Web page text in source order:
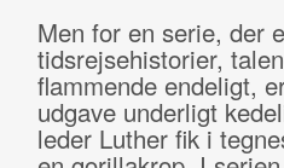
Men for en serie, der
tidsrejsehistorier,
flammende endeligt,
udgave underligt
leder Luther fik i